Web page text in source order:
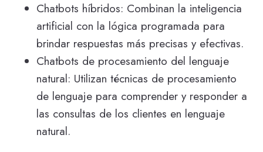
Chatbots híbridos: Combinan la inteligencia
artificial con la lógica programada para
brindar respuestas más precisas y efectivas.
Chatbots de procesamiento del lenguaje
natural: Utilizan técnicas de procesamiento
de lenguaje para comprender y responder a
las consultas de los clientes en lenguaje
natural.